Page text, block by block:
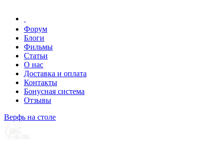
Форум
Блоги
Фильмы
Статьи
О нас
Доставка и оплата
Контакты
Бонусная система
Отзывы
Верфь на столе